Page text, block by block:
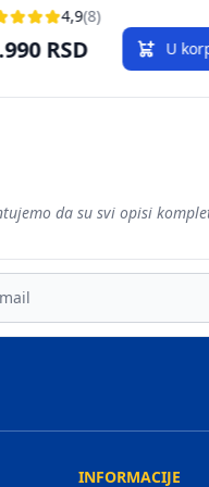
DVB-
T2/S/S2
4,9(8)
RSD U
da su svi opisi
INFORMACIJE